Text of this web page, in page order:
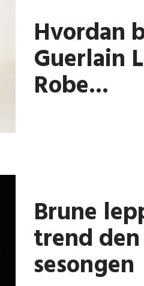
Hvordan
Guerlain
Robe...
Brune
trend
sesongen